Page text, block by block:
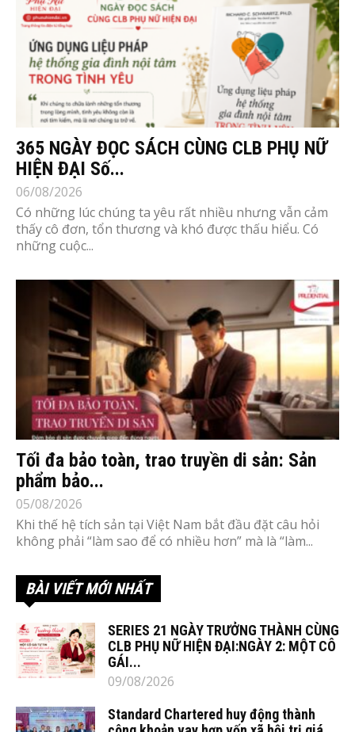
365 NGÀY ĐỌC SÁCH CÙNG CLB PHỤ NỮ
HIỆN ĐẠI Số...
06/08/2026
Có những lúc chúng ta yêu rất nhiều nhưng vẫn cảm
thấy cô đơn, tổn thương và khó được thấu hiểu. Có
những cuộc...
Tối đa bảo toàn, trao truyền di sản: Sản
phẩm bảo...
05/08/2026
Khi thế hệ tích sản tại Việt Nam bắt đầu đặt câu hỏi
không phải “làm sao để có nhiều hơn” mà là “làm...
BÀI VIẾT MỚI NHẤT
SERIES 21 NGÀY TRƯỞNG THÀNH CÙNG
CLB PHỤ NỮ HIỆN ĐẠI:NGÀY 2: MỘT CÔ
GÁI...
09/08/2026
Standard Chartered huy động thành